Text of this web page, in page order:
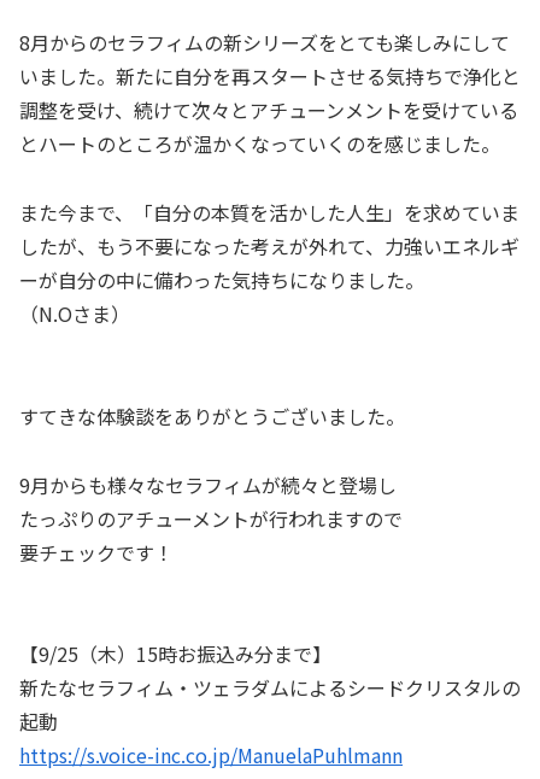
8月からのセラフィムの新シリーズをとても楽しみにして
いました。新たに自分を再スタートさせる気持ちで浄化と
調整を受け、続けて次々とアチューンメントを受けている
とハートのところが温かくなっていくのを感じました。
また今まで、「自分の本質を活かした人生」を求めていま
したが、もう不要になった考えが外れて、力強いエネルギ
ーが自分の中に備わった気持ちになりました。
（N.Oさま）
すてきな体験談をありがとうございました。
9月からも様々なセラフィムが続々と登場し
たっぷりのアチューメントが行われますので
要チェックです！
【9/25（木）15時お振込み分まで】
新たなセラフィム・ツェラダムによるシードクリスタルの
起動
https://s.voice-inc.co.jp/ManuelaPuhlmann